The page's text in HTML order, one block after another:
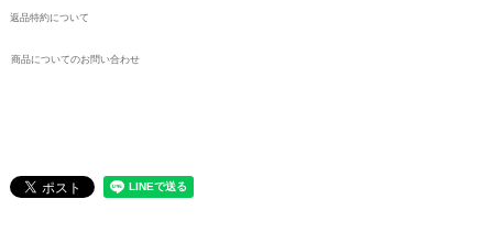
返品特約について
商品についてのお問い合わせ